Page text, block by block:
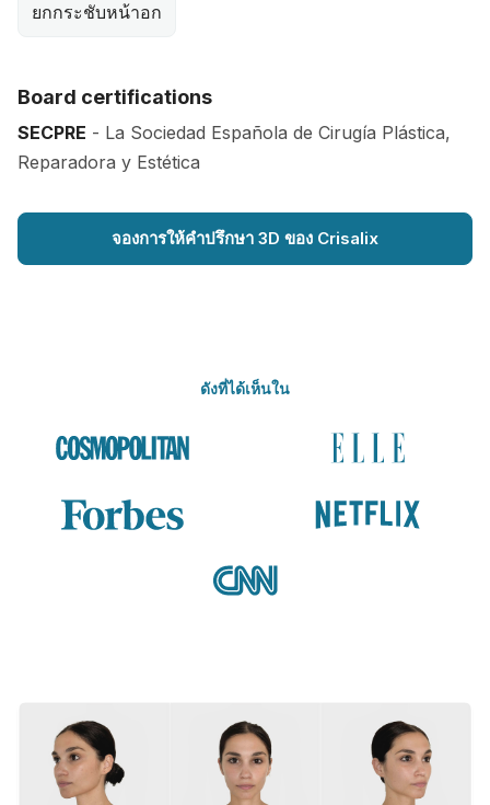
ยกกระชับหน้าอก
Board certifications
SECPRE - La Sociedad Española de Cirugía Plástica,
Reparadora y Estética
จองการให้คำปรึกษา 3D ของ Crisalix
ดังที่ได้เห็นใน